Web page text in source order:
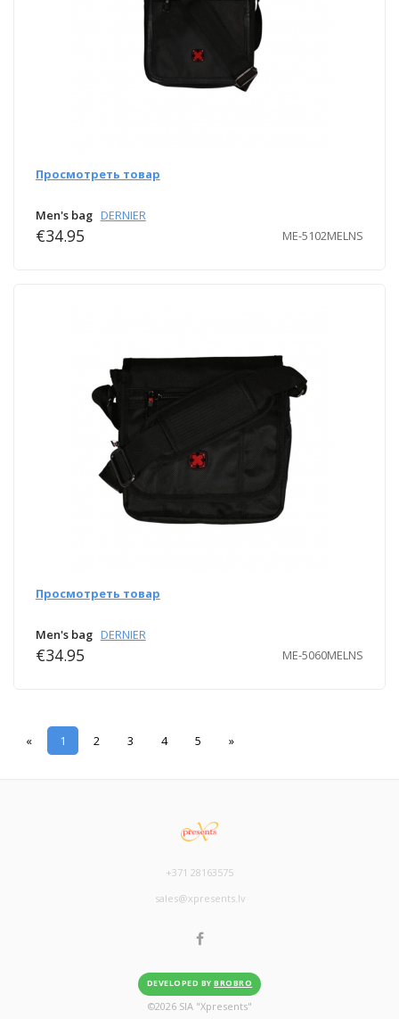
Просмотреть товар
Men's bag DERNIER
ME-5102MELNS
€34.95
Просмотреть товар
Men's bag DERNIER
ME-5060MELNS
€34.95
« 1 2 3 4 5 »
+371 28163575
sales@xpresents.lv
DEVELOPED BYBROBRO
©2026SIA "Xpresents"